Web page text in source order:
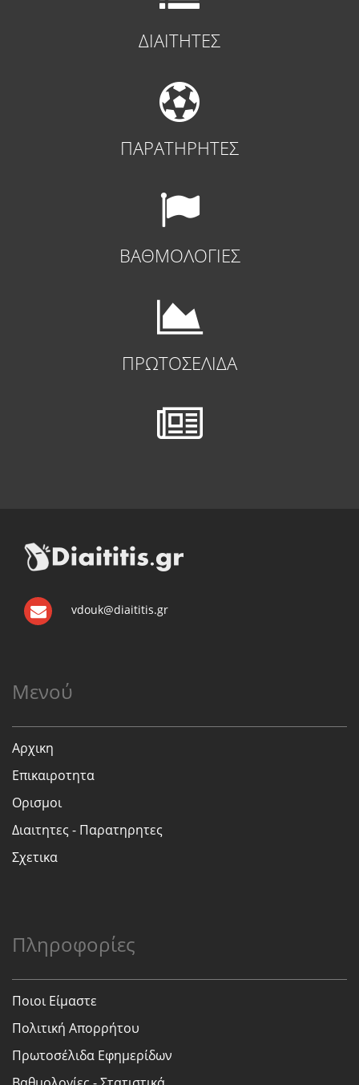
ΔΙΑΙΤΗΤΕΣ
ΠΑΡΑΤΗΡΗΤΕΣ
ΒΑΘΜΟΛΟΓΙΕΣ
ΠΡΩΤΟΣΕΛΙΔΑ
vdouk@diaititis.gr
Μενού
Αρχικη
Επικαιροτητα
Ορισμοι
Διαιτητες - Παρατηρητες
Σχετικα
Πληροφορίες
Ποιοι Είμαστε
Πολιτική Απορρήτου
Πρωτοσέλιδα Εφημερίδων